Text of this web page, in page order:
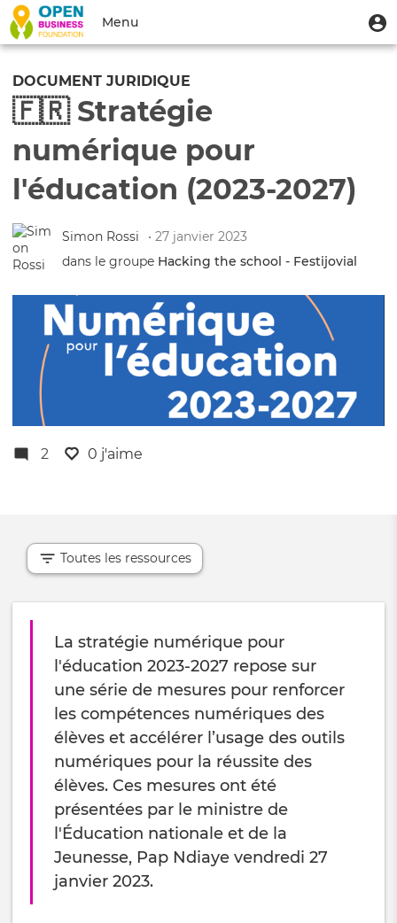
contenu
Menu
du
compte
de
l'utilisateur
Menu
Toggle
navigation
DOCUMENT JURIDIQUE
🇫🇷 Stratégie
numérique pour
l'éducation (2023-2027)
Simon Rossi
• 27 janvier 2023
dans le groupe Hacking the school - Festijovial
2 0 j'aime
Toutes les ressources
La stratégie numérique pour
l'éducation 2023-2027 repose sur
une série de mesures pour renforcer
les compétences numériques des
élèves et accélérer l’usage des outils
numériques pour la réussite des
élèves. Ces mesures ont été
présentées par le ministre de
l'Éducation nationale et de la
Jeunesse, Pap Ndiaye vendredi 27
janvier 2023.